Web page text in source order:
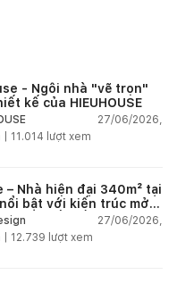
- Ngôi nhà "vẽ trọn"
kế của HIEUHOUSE
27/06/2026,
11.014 lượt xem
– Nhà hiện đại 340m² tại
bật với kiến trúc mở
vườn kết nối thiên27/06/2026,
12.739 lượt xem